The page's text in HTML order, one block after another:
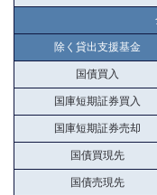
除く貸出支援基金
国債買入
国庫短期証券買入
国庫短期証券売却
国債買現先
国債売現先